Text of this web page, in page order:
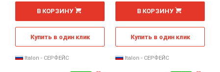
В КОРЗИНУ
Купить в один клик
Italon - СЕРФЕЙС
В КОРЗИНУ
Купить в один клик
Italon - СЕРФЕЙС